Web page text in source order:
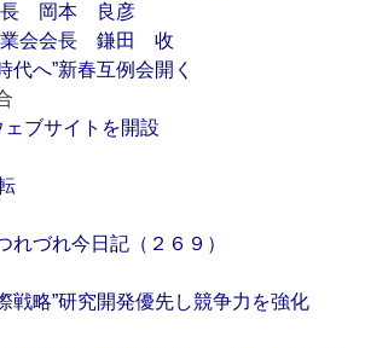
長 岡本 良彦
業会会長 鎌田 收
へ”新春互例会開く
ェブサイトを開設
れづれ今日記（２６９）
戦略”研究開発優先し競争力を強化